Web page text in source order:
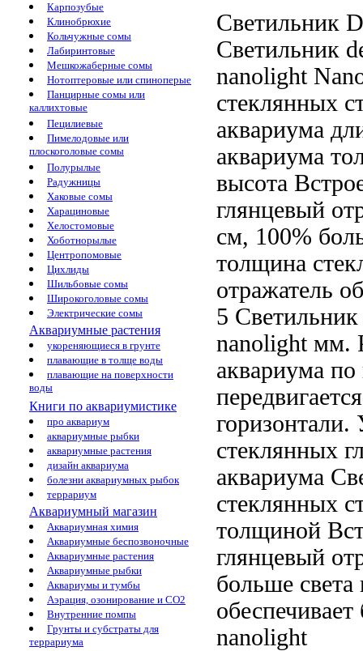
Карпозубые
Клинобрюхие
Кольчужные сомы
Лабиринтовые
Мешкожаберные сомы
Нотоптеровые или спиноперые
Панцирные сомы или
каллихтовые
Пецилиевые
Пимелодовые или
плоскоголовые сомы
Полурылые
Радужницы
Хаковые сомы
Харациновые
Хелостомовые
Хоботнорылые
Центропомовые
Цихлиды
Шильбовые сомы
Широкоголовые сомы
Электрические сомы
Аквариумные растения
укореняющиеся в грунте
плавающие в толще воды
плавающие на поверхности
воды
Книги по аквариумистике
про аквариум
аквариумные рыбки
аквариумные растения
дизайн аквариума
болезни аквариумных рыбок
террариум
Аквариумный магазин
Аквариумная химия
Аквариумные беспозвоночные
Аквариумные растения
Аквариумные рыбки
Аквариумы и тумбы
Аэрация, озонирование и CO2
Внутренние помпы
Грунты и субстраты для
террариума
Светильник
Светильник
nanolight
стеклянных
аквариума
аквариума
высота
глянцевый
см, 100%
толщина
отражатель
5
nanolightмм.
аквариума по
горизонтали.
стеклянных
аквариума
стеклянных
толщиной
глянцевый
больше света
обеспечивает
nanolight